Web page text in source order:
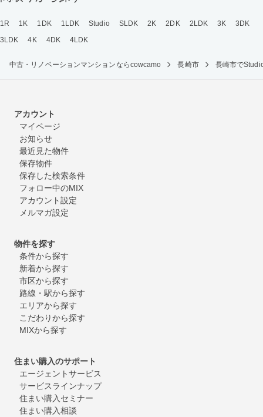
1R 1K 1DK 1LDK Studio SLDK 2K 2DK 2LDK 3K
3DK
3LDK
4K 4DK 4LDK
中古・リノベーションマンションならcowcamo 長崎市 長崎市で
アカウント
マイページ
お知らせ
最近見た物件
保存物件
保存した検索条件
フォロー中のMIX
アカウント設定
メルマガ設定
物件を探す
条件から探す
新着から探す
市区から探す
路線・駅から探す
エリアから探す
こだわりから探す
MIXから探す
住まい購入のサポート
エージェントサービス
サービスラインナップ
住まい購入セミナー
住まい購入相談